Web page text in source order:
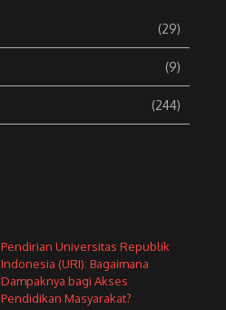
(29)
(9)
(244)
Pendirian Universitas Republik
Indonesia (URI): Bagaimana
Dampaknya bagi Akses
Pendidikan Masyarakat?